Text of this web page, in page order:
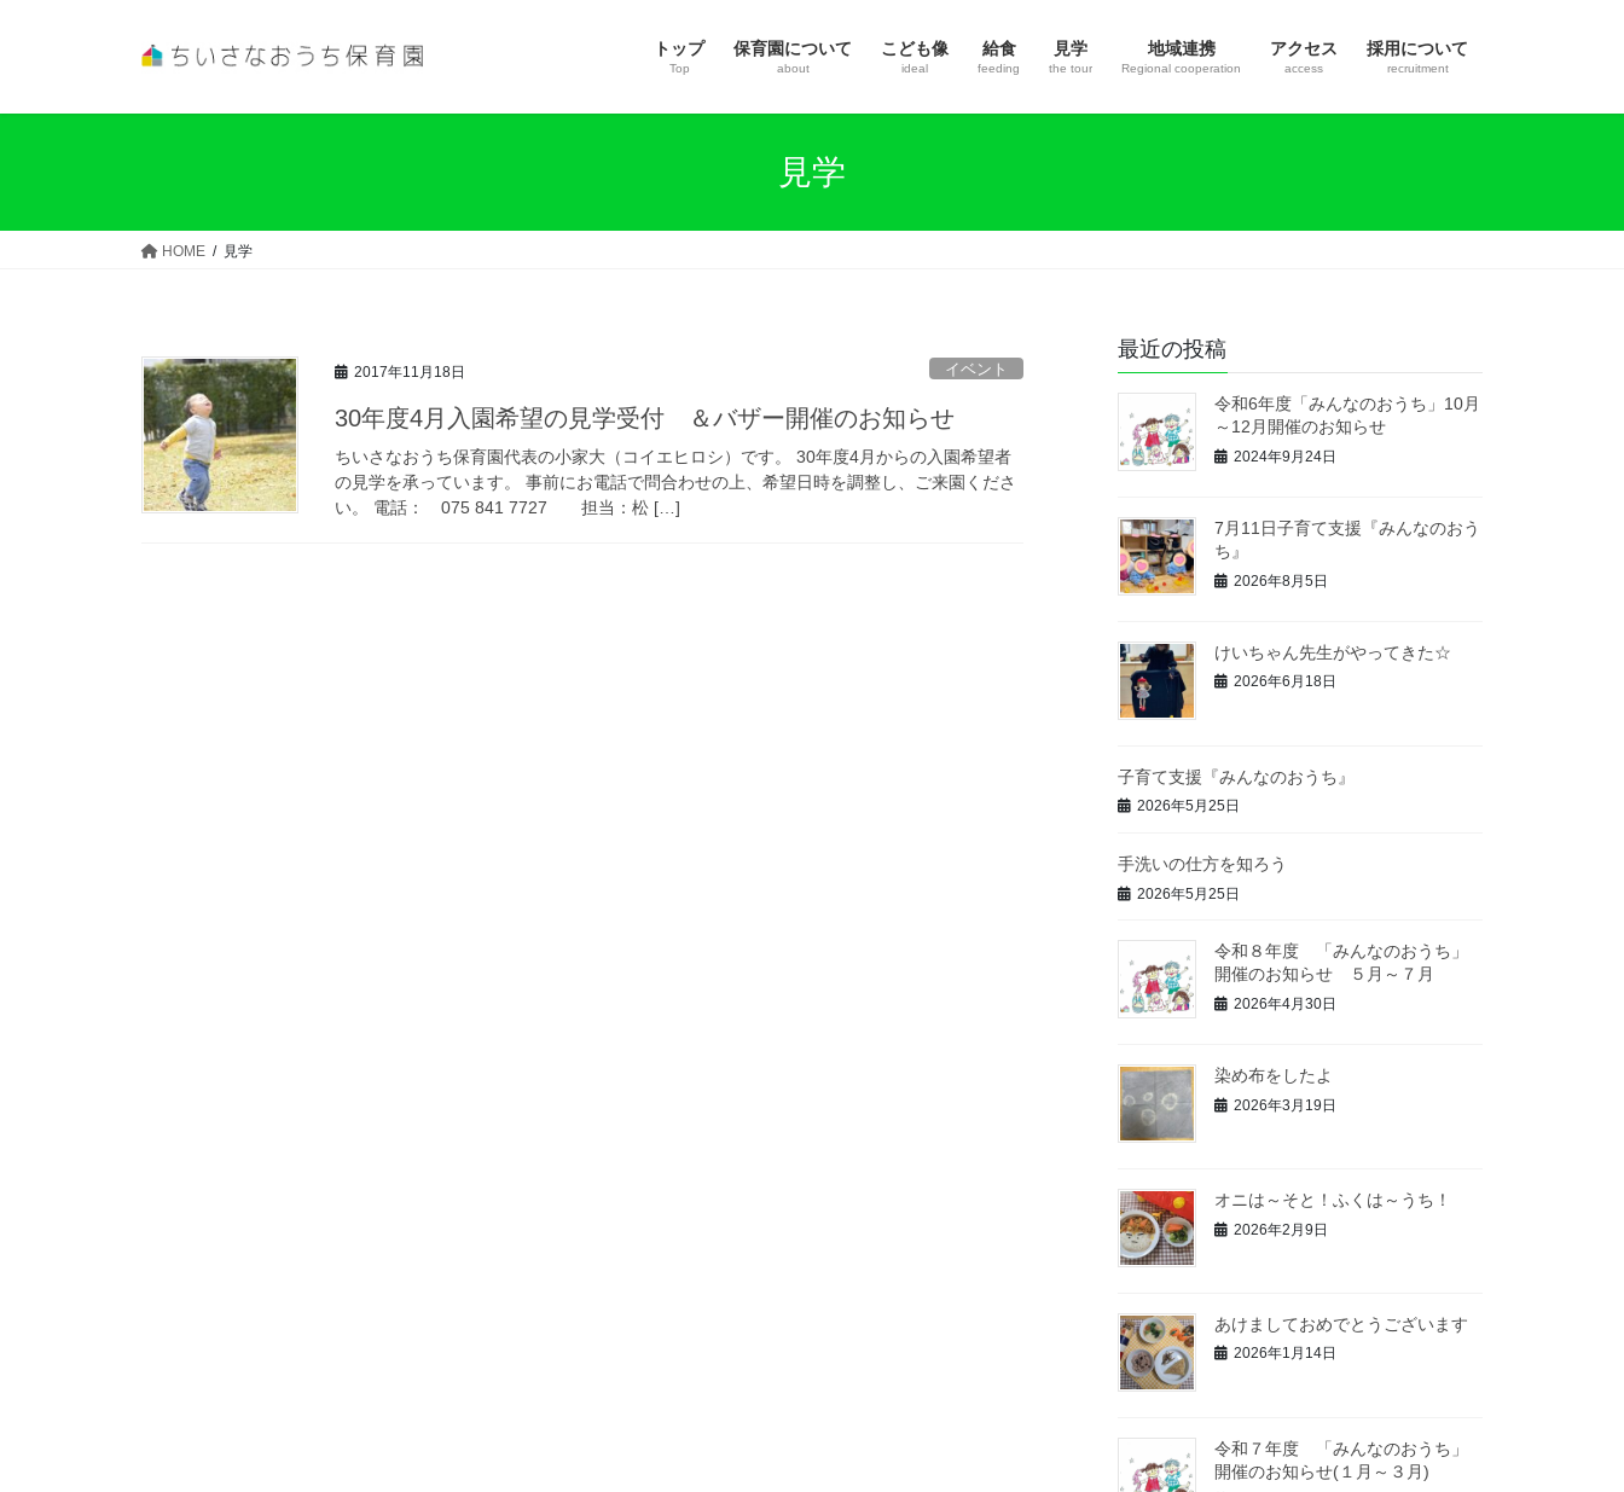
トップ
Top
保育園について
about
こども像
ideal
給食
feeding
見学
the tour
地域連携
Regional cooperation
アクセス
access
採用について
recruitment
見学
HOME 見学
2017年11月18日 イベント
30年度4月入園希望の見学受付 ＆バザー開催のお知らせ
ちいさなおうち保育園代表の小家大（コイエヒロシ）です。 30年度4月からの入園希望者
の見学を承っています。 事前にお電話で問合わせの上、希望日時を調整し、ご来園くださ
い。 電話： ‭075 841 7727‬ 担当：松 […]
最近の投稿
令和6年度「みんなのおうち」10月
～12月開催のお知らせ
2024年9月24日
7月11日子育て支援『みんなのおう
ち』
2026年8月5日
けいちゃん先生がやってきた☆
2026年6月18日
子育て支援『みんなのおうち』
2026年5月25日
手洗いの仕方を知ろう
2026年5月25日
令和８年度 「みんなのおうち」
開催のお知らせ ５月～７月
2026年4月30日
染め布をしたよ
2026年3月19日
オニは～そと！ふくは～うち！
2026年2月9日
あけましておめでとうございます
2026年1月14日
令和７年度 「みんなのおうち」
開催のお知らせ(１月～３月)